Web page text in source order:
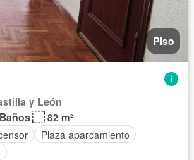
Piso
y León
82 m²
Plaza aparcamiento